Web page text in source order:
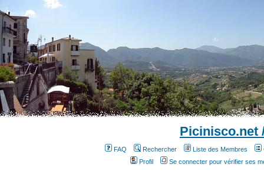
Picinisco.net
FAQ Rechercher Liste des Membres
Profil
Se connecter pour vérifier ses